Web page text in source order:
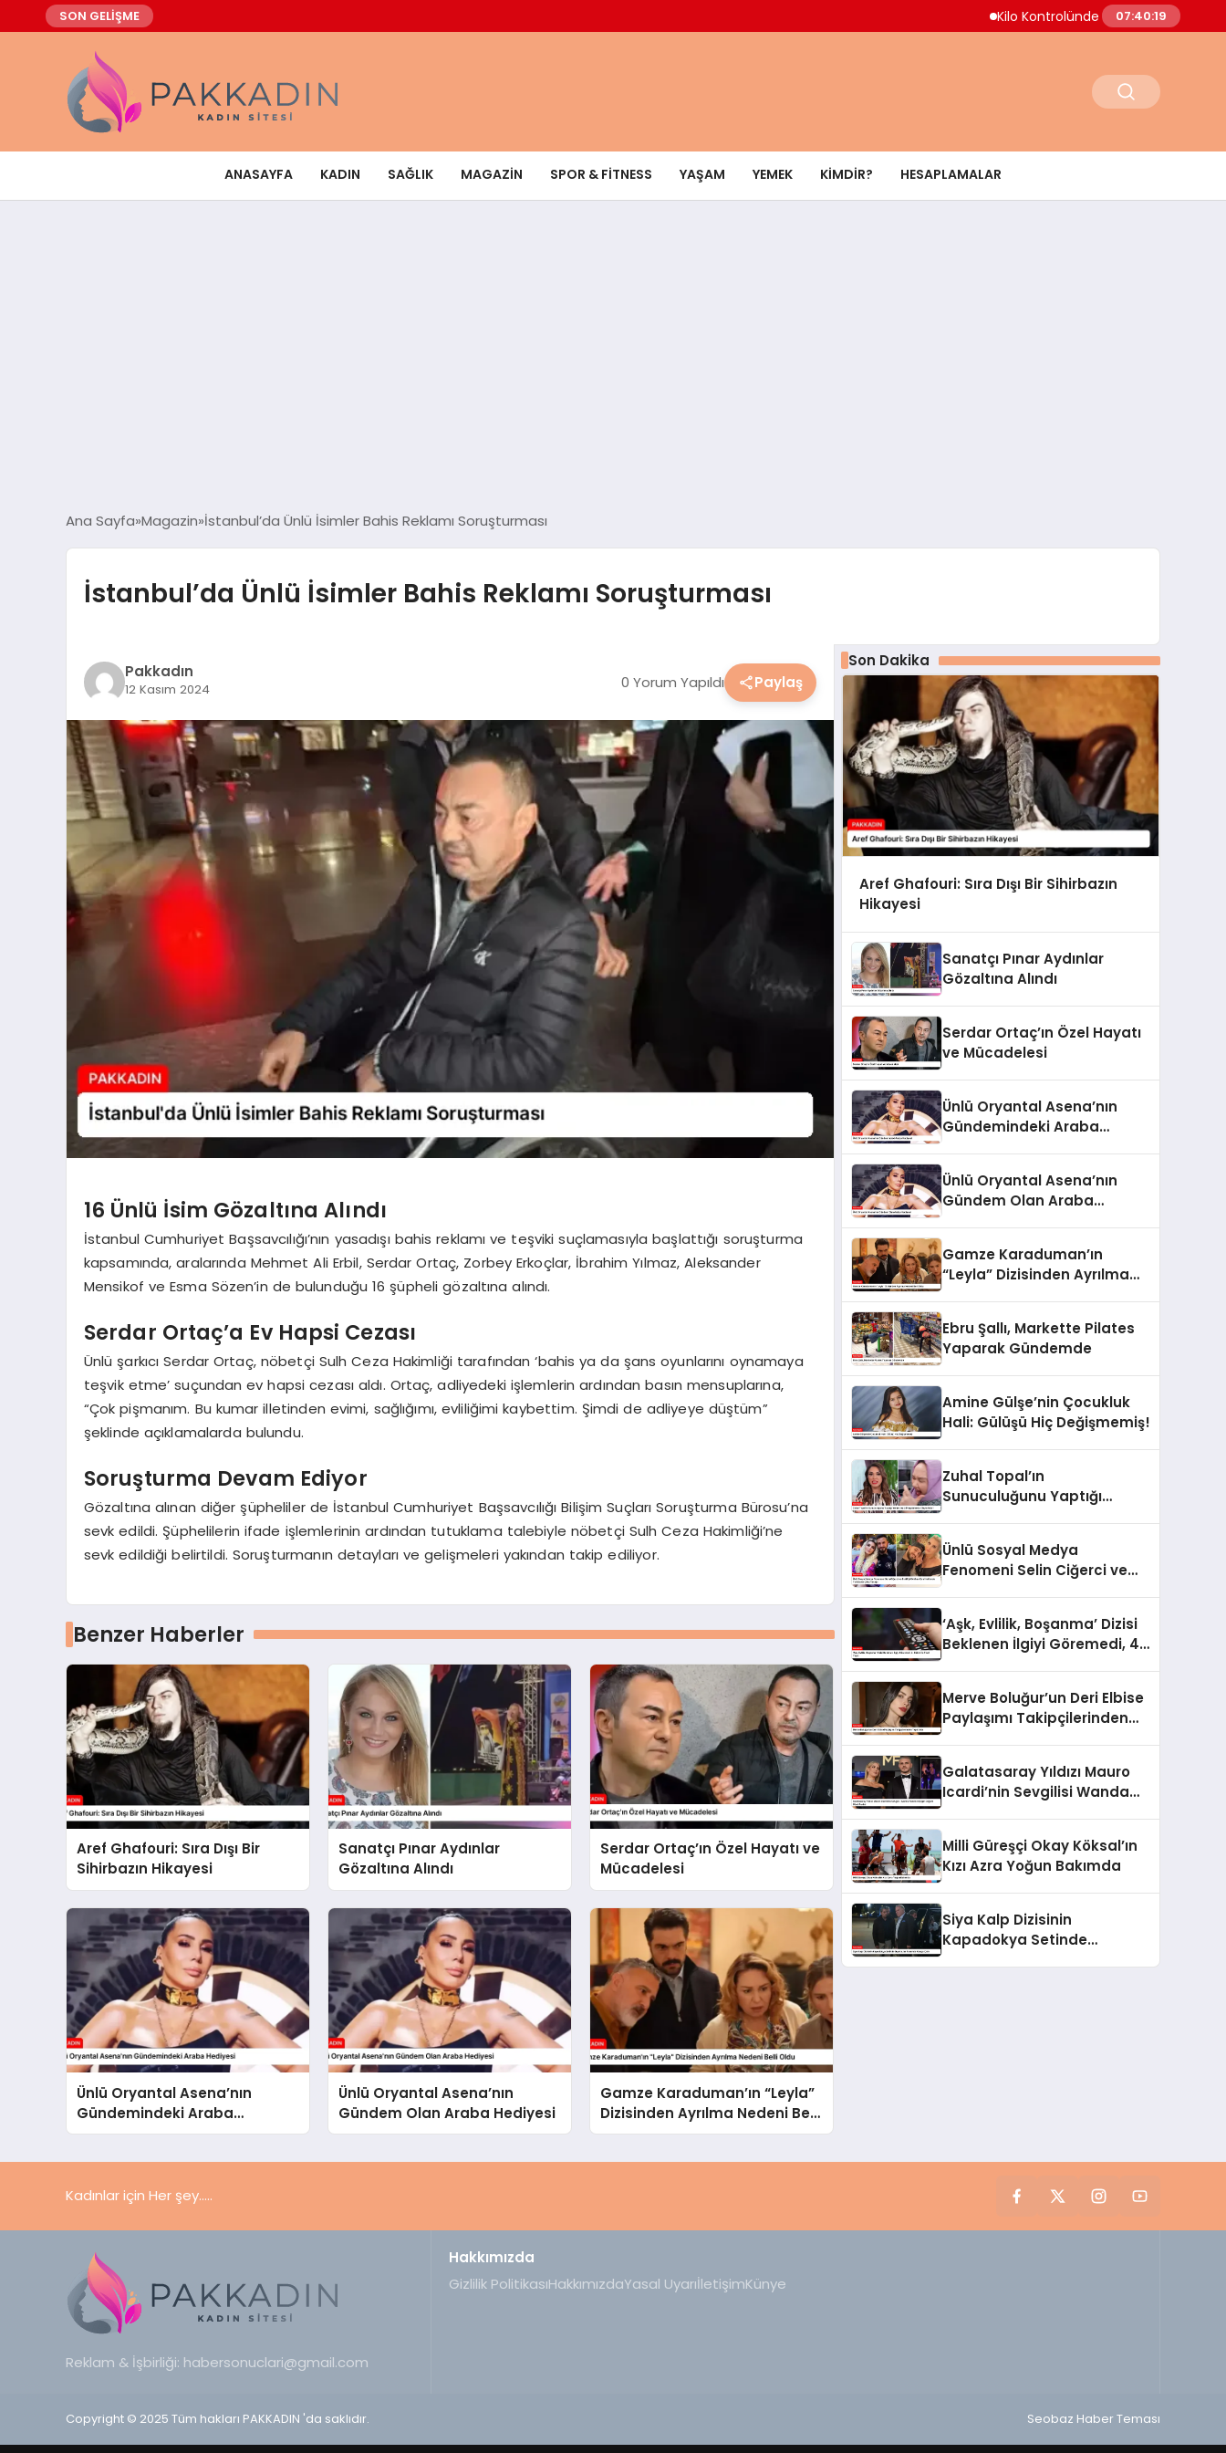
SON GELİŞME Kilo Kontrolünde Yeni Yaklaşım
07:40:20
ANASAYFA KADIN SAĞLIK MAGAZIN SPOR & FITNESS YAŞAM YEMEK KIMDIR? HESAPLAMALAR
Ana Sayfa Magazin İstanbul’da Ünlü İsimler Bahis Reklamı Soruşturması
İstanbul’da Ünlü İsimler Bahis Reklamı Soruşturması
Pakkadın
12 Kasım 2024 0 Yorum Yapıldı Paylaş
16 Ünlü İsim Gözaltına Alındı
İstanbul Cumhuriyet Başsavcılığı’nın yasadışı bahis reklamı ve teşviki suçlamasıyla başlattığı soruşturma
kapsamında, aralarında Mehmet Ali Erbil, Serdar Ortaç, Zorbey Erkoçlar, İbrahim Yılmaz, Aleksander
Mensikof ve Esma Sözen’in de bulunduğu 16 şüpheli gözaltına alındı.
Serdar Ortaç’a Ev Hapsi Cezası
Ünlü şarkıcı Serdar Ortaç, nöbetçi Sulh Ceza Hakimliği tarafından ‘bahis ya da şans oyunlarını oynamaya
teşvik etme’ suçundan ev hapsi cezası aldı. Ortaç, adliyedeki işlemlerin ardından basın mensuplarına,
“Çok pişmanım. Bu kumar illetinden evimi, sağlığımı, evliliğimi kaybettim. Şimdi de adliyeye düştüm”
şeklinde açıklamalarda bulundu.
Soruşturma Devam Ediyor
Gözaltına alınan diğer şüpheliler de İstanbul Cumhuriyet Başsavcılığı Bilişim Suçları Soruşturma Bürosu’na
sevk edildi. Şüphelilerin ifade işlemlerinin ardından tutuklama talebiyle nöbetçi Sulh Ceza Hakimliği’ne
sevk edildiği belirtildi. Soruşturmanın detayları ve gelişmeleri yakından takip ediliyor.
Benzer Haberler
Aref Ghafouri: Sıra Dışı Bir
Sihirbazın Hikayesi
Sanatçı Pınar Aydınlar
Gözaltına Alındı
Serdar Ortaç’ın Özel Hayatı ve
Mücadelesi
Ünlü Oryantal Asena’nın
Gündemindeki Araba
Hediyesi
Ünlü Oryantal Asena’nın
Gündem Olan Araba Hediyesi
Gamze Karaduman’ın “Leyla”
Dizisinden Ayrılma Nedeni Belli
Oldu
Son Dakika
Aref Ghafouri: Sıra Dışı Bir Sihirbazın
Hikayesi
Sanatçı Pınar Aydınlar
Gözaltına Alındı
Serdar Ortaç’ın Özel Hayatı
ve Mücadelesi
Ünlü Oryantal Asena’nın
Gündemindeki Araba
Ünlü Oryantal Asena’nın
Gündem Olan Araba
Gamze Karaduman’ın
“Leyla” Dizisinden Ayrılma
Ebru Şallı, Markette Pilates
Yaparak Gündemde
Amine Gülşe’nin Çocukluk
Hali: Gülüşü Hiç Değişmemiş!
Zuhal Topal’ın
Sunuculuğunu Yaptığı
Ünlü Sosyal Medya
Fenomeni Selin Ciğerci ve
Yasağı
‘Aşk, Evlilik, Boşanma’ Dizisi
Beklenen İlgiyi Göremedi, 4.
Merve Boluğur’un Deri Elbise
Paylaşımı Takipçilerinden
Galatasaray Yıldızı Mauro
Icardi’nin Sevgilisi Wanda
Milli Güreşçi Okay Köksal’ın
Kızı Azra Yoğun Bakımda
Siya Kalp Dizisinin
Kapadokya Setinde
Kadınlar için Her şey.....
Reklam & İşbirliği: habersonuclari@gmail.com
Hakkımızda
Gizlilik PolitikasıHakkımızdaYasal UyarıİletişimKünye
Copyright © 2025 Tüm hakları PAKKADIN 'da saklıdır. Seobaz Haber Teması